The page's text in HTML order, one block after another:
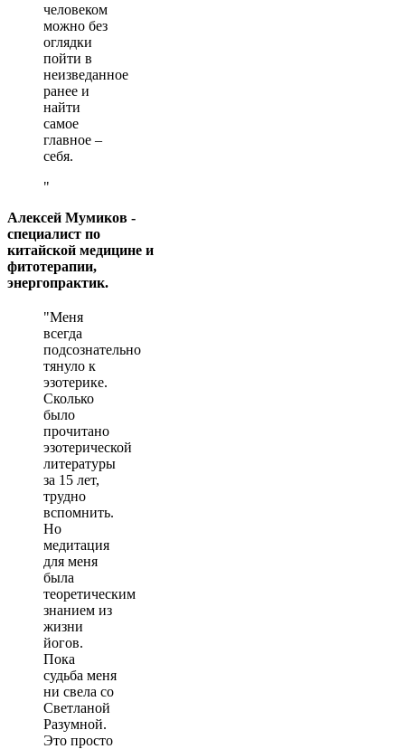
человеком
можно без
оглядки
пойти в
неизведанное
ранее и
найти
самое
главное –
себя.
Алексей Мумиков -
специалист по
китайской медицине и
фитотерапии,
энергопрактик.
Меня
всегда
подсознательно
тянуло к
эзотерике.
Сколько
было
прочитано
эзотерической
литературы
за 15 лет,
трудно
вспомнить.
Но
медитация
для меня
была
теоретическим
знанием из
жизни
йогов.
Пока
судьба меня
ни свела со
Светланой
Разумной.
Это просто